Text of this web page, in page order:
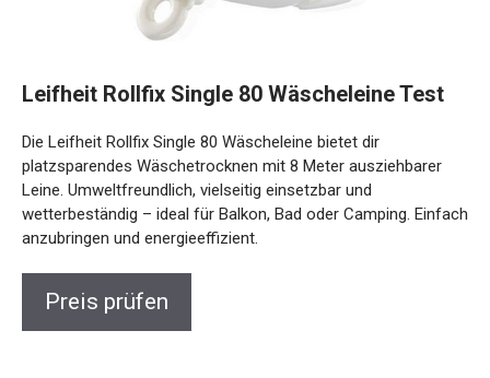
Leifheit Rollfix Single 80 Wäscheleine Test
Die Leifheit Rollfix Single 80 Wäscheleine bietet dir
platzsparendes Wäschetrocknen mit 8 Meter ausziehbarer
Leine. Umweltfreundlich, vielseitig einsetzbar und
wetterbeständig – ideal für Balkon, Bad oder Camping. Einfach
anzubringen und energieeffizient.
Preis prüfen